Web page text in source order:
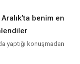
benim en
yaptığı konuşmadan